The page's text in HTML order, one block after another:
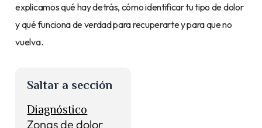
explicamos qué hay detrás, cómo identificar tu tipo de dolor
y qué funciona de verdad para recuperarte y para que no
vuelva.
Saltar a sección
Diagnóstico
Zonas de dolor